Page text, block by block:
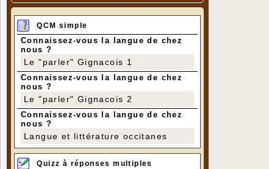
QCM simple
Connaissez-vous la langue de chez
nous ?
Le "parler" Gignacois 1
Connaissez-vous la langue de chez
nous ?
Le "parler" Gignacois 2
Connaissez-vous la langue de chez
nous ?
Langue et littérature occitanes
Quizz à réponses multiples